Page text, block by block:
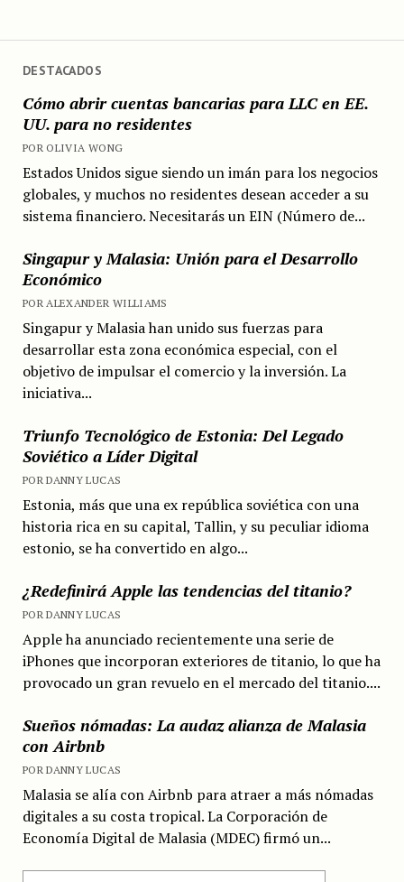
DESTACADOS
Cómo abrir cuentas bancarias para LLC en EE.
UU. para no residentes
POR OLIVIA WONG
Estados Unidos sigue siendo un imán para los negocios
globales, y muchos no residentes desean acceder a su
sistema financiero. Necesitarás un EIN (Número de...
Singapur y Malasia: Unión para el Desarrollo
Económico
POR ALEXANDER WILLIAMS
Singapur y Malasia han unido sus fuerzas para
desarrollar esta zona económica especial, con el
objetivo de impulsar el comercio y la inversión. La
iniciativa...
Triunfo Tecnológico de Estonia: Del Legado
Soviético a Líder Digital
POR DANNY LUCAS
Estonia, más que una ex república soviética con una
historia rica en su capital, Tallin, y su peculiar idioma
estonio, se ha convertido en algo...
¿Redefinirá Apple las tendencias del titanio?
POR DANNY LUCAS
Apple ha anunciado recientemente una serie de
iPhones que incorporan exteriores de titanio, lo que ha
provocado un gran revuelo en el mercado del titanio....
Sueños nómadas: La audaz alianza de Malasia
con Airbnb
POR DANNY LUCAS
Malasia se alía con Airbnb para atraer a más nómadas
digitales a su costa tropical. La Corporación de
Economía Digital de Malasia (MDEC) firmó un...